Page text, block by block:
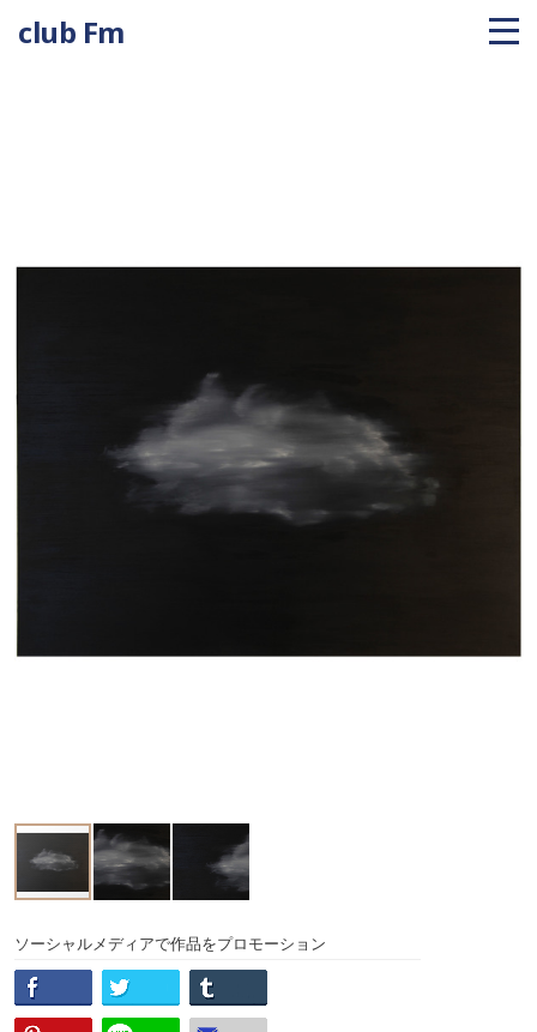
club Fm
ソーシャルメディアで作品をプロモーション